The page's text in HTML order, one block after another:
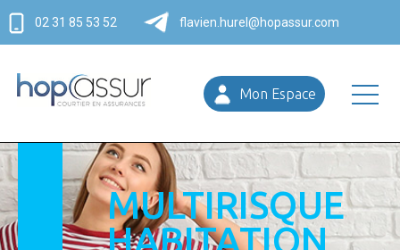
02 31 85 53 52 flavien.hurel@hopassur.com
Mon Espace
MULTIRISQUE
HABITATION